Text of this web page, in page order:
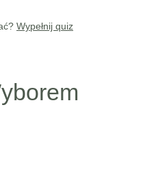
Wypełnij quiz